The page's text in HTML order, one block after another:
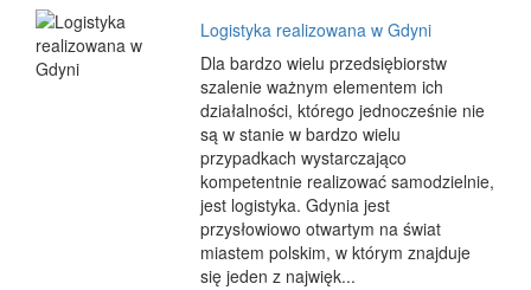
Logistyka realizowana w Gdyni
Dla bardzo wielu przedsiębiorstw
szalenie ważnym elementem ich
działalności, którego jednocześnie nie
są w stanie w bardzo wielu
przypadkach wystarczająco
kompetentnie realizować samodzielnie,
jest logistyka. Gdynia jest
przysłowiowo otwartym na świat
miastem polskim, w którym znajduje
się jeden z najwięk...